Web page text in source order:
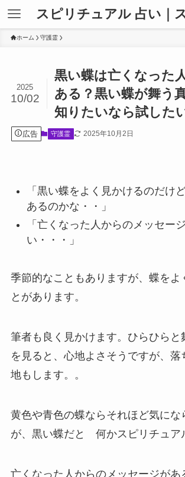
スピリチュアル 占い｜
ホーム 守護霊
黒い蝶は亡くなった
ある？黒い蝶が舞う
知りたいなら試した
2025
10/02
広告 守護霊 2025年10月2日
「黒い蝶をよく見かけるのだけ
あるのかな・・」
「亡くなった人からのメッセー
い・・・」
季節的なこともありますが、蝶をよ
とがあります。
筆者も良く見かけます。ひらひらと
を見ると、心地よさそうですが、落
地もします。。
黄色や青色の蝶ならそれほど気にな
が、黒い蝶だと 何かスピリチュア
亡くなった人からのメッセージがあ